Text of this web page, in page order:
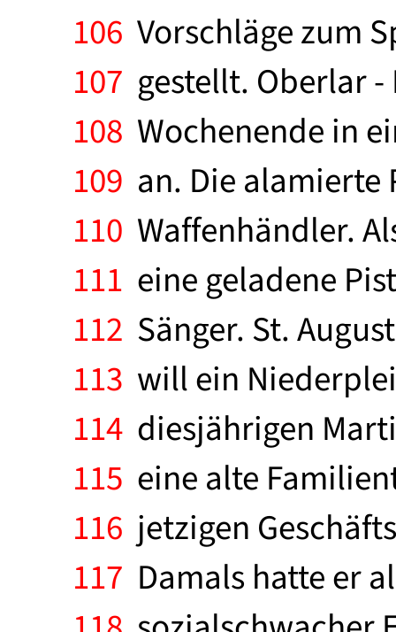
106 Vorschläge zum
107 gestellt. Oberlar
108 Wochenende in
109 an. Die
110 Waffenhändler.
111 eine geladene
112 Sänger. St.
113 will ein
114 diesjährigen
115 eine alte
116 jetzigen
117 Damals hatte er